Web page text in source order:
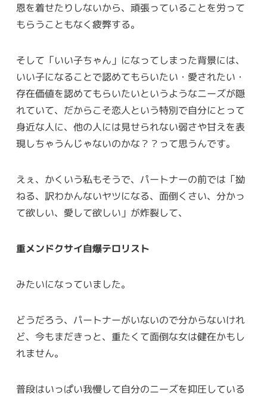
恩を着せたりしないから、頑張っていることを労って
もらうこともなく疲弊する。
そして「いい子ちゃん」になってしまった背景には、
いい子になることで認めてもらいたい・愛されたい・
存在価値を認めてもらいたいというようなニーズが隠
れていて、だからこそ恋人という特別で自分にとって
身近な人に、他の人には見せられない弱さや甘えを表
現しちゃうんじゃないのかな？？って思うんです。
えぇ、かくいう私もそうで、パートナーの前では「拗
ねる、訳わかんないヤツになる、面倒くさい、分かっ
て欲しい、愛して欲しい」が炸裂して、
重メンドクサイ自爆テロリスト
みたいになっていました。
どうだろう、パートナーがいないので分からないけれ
ど、今もまだきっと、重たくて面倒な女は健在かもし
れません。
普段はいっぱい我慢して自分のニーズを抑圧している